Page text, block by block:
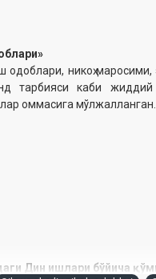
никоҳ маросими,
тарбияси каби
оммасига мўлжалланган.
Дин ишлари бўйича